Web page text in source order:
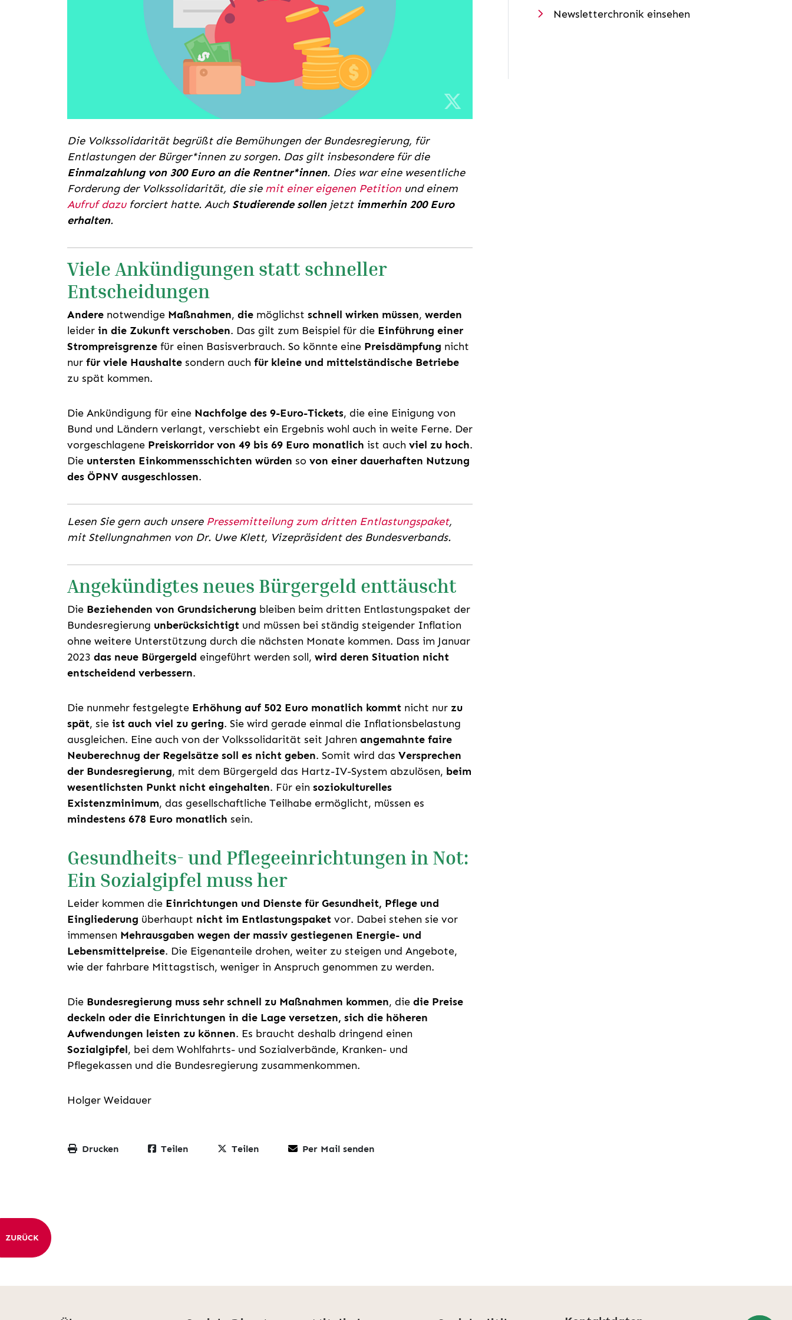
Die Volkssolidarität begrüßt die Bemühungen der Bundesregierung, für
Entlastungen der Bürger*innen zu sorgen. Das gilt insbesondere für die
Einmalzahlung von 300 Euro an die Rentner*innen. Dies war eine wesentliche
Forderung der Volkssolidarität, die sie mit einer eigenen Petition und einem
Aufruf dazuforciert hatte. Auch Studierende sollenjetzt immerhin 200 Euro
erhalten.
Viele Ankündigungen statt schneller
Entscheidungen
Andere notwendige Maßnahmen, die möglichst schnell wirken müssen, werden
leider in die Zukunft verschoben. Das gilt zum Beispiel für die Einführung einer
Strompreisgrenze für einen Basisverbrauch. So könnte eine Preisdämpfung nicht
nur für viele Haushalte sondern auch für kleine und mittelständische Betriebe
zu spät kommen.
Die Ankündigung für eine Nachfolge des 9-Euro-Tickets, die eine Einigung von
Bund und Ländern verlangt, verschiebt ein Ergebnis wohl auch in weite Ferne. Der
vorgeschlagene Preiskorridor von 49 bis 69 Euro monatlich ist auch viel zu hoch.
Die untersten Einkommensschichten würden so von einer dauerhaften Nutzung
des ÖPNV ausgeschlossen.
Lesen Sie gern auch unsere Pressemitteilung zum dritten Entlastungspaket,
mit Stellungnahmen von Dr. Uwe Klett, Vizepräsident des Bundesverbands.
Angekündigtes neues Bürgergeld enttäuscht
Die Beziehenden von Grundsicherung bleiben beim dritten Entlastungspaket der
Bundesregierung unberücksichtigt und müssen bei ständig steigender Inflation
ohne weitere Unterstützung durch die nächsten Monate kommen. Dass im Januar
2023 das neue Bürgergeld eingeführt werden soll, wird deren Situation nicht
entscheidend verbessern.
Die nunmehr festgelegte Erhöhung auf 502 Euro monatlich kommt nicht nur zu
spät, sie ist auch viel zu gering. Sie wird gerade einmal die Inflationsbelastung
ausgleichen. Eine auch von der Volkssolidarität seit Jahren angemahnte faire
Neuberechnug der Regelsätze soll es nicht geben. Somit wird das Versprechen
der Bundesregierung, mit dem Bürgergeld das Hartz-IV-System abzulösen, beim
wesentlichsten Punkt nicht eingehalten. Für ein soziokulturelles
Existenzminimum, das gesellschaftliche Teilhabe ermöglicht, müssen es
mindestens 678 Euro monatlich sein.
Gesundheits- und Pflegeeinrichtungen in Not:
Ein Sozialgipfel muss her
Leider kommen die Einrichtungen und Dienste für Gesundheit, Pflege und
Eingliederung überhaupt nicht im Entlastungspaket vor. Dabei stehen sie vor
immensen Mehrausgaben wegen der massiv gestiegenen Energie- und
Lebensmittelpreise. Die Eigenanteile drohen, weiter zu steigen und Angebote,
wie der fahrbare Mittagstisch, weniger in Anspruch genommen zu werden.
Die Bundesregierung muss sehr schnell zu Maßnahmen kommen, die die Preise
deckeln oder die Einrichtungen in die Lage versetzen, sich die höheren
Aufwendungen leisten zu können. Es braucht deshalb dringend einen
Sozialgipfel, bei dem Wohlfahrts- und Sozialverbände, Kranken- und
Pflegekassen und die Bundesregierung zusammenkommen.
Holger Weidauer
Drucken Teilen Teilen Per Mail senden
Newsletterchronik einsehen
ZURÜCK